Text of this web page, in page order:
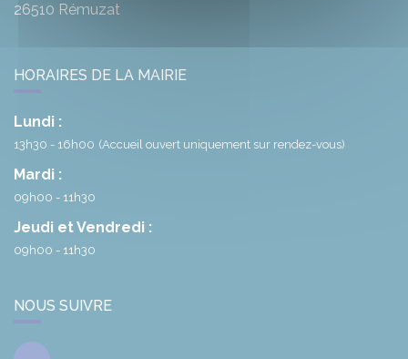
26510 Rémuzat
HORAIRES DE LA MAIRIE
Lundi :
13h30 - 16h00 (Accueil ouvert uniquement sur rendez-vous)
Mardi :
09h00 - 11h30
Jeudi et Vendredi :
09h00 - 11h30
NOUS SUIVRE